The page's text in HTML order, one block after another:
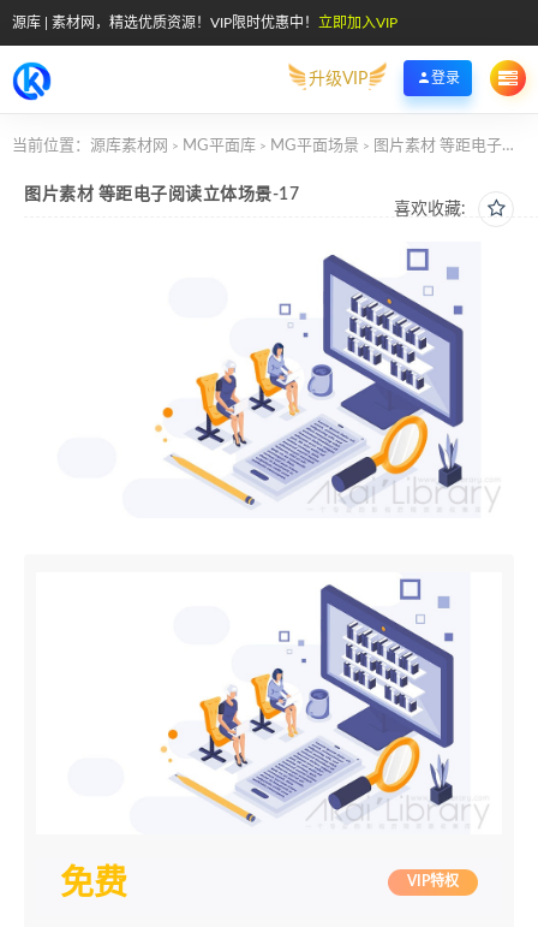
源库 | 素材网，精选优质资源！VIP限时优惠中！ 立即加入VIP
升级VIP 登录
当前位置： 源库素材网 > MG平面库 > MG平面场景 > 图片素材 等距电子阅读立体场景-17
喜欢收藏:
图片素材 等距电子阅读立体场景-17
免费 VIP特权